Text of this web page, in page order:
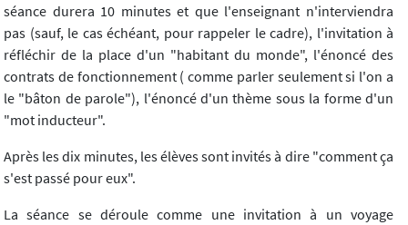
séance durera 10 minutes et que l'enseignant n'interviendra
pas (sauf, le cas échéant, pour rappeler le cadre), l'invitation à
réfléchir de la place d'un "habitant du monde", l'énoncé des
contrats de fonctionnement ( comme parler seulement si l'on a
le "bâton de parole"), l'énoncé d'un thème sous la forme d'un
"mot inducteur".
Après les dix minutes, les élèves sont invités à dire "comment ça
s'est passé pour eux".
La séance se déroule comme une invitation à un voyage